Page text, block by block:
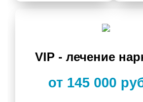
VIP - лечение
от 145 000